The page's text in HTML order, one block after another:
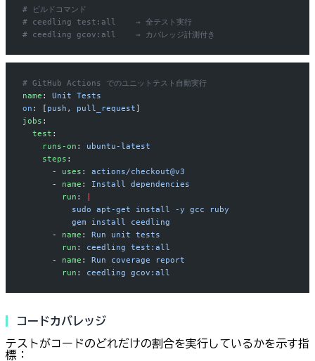
# ビルドコマンド
# ceedling test:all    → 全テスト実行
# ceedling gcov:all    → カバレッジ計測付き
# GitHub Actions でのユニットテスト自動実行
name : Unit Tests
on : [ push , pull_request]
jobs :
  test
:
    runs-on
: ubuntu-latest
    steps
:
      -
uses : actions/checkout@v3
      -
name : Install dependencies
        run
:
          sudo apt-get install -y gcc ruby
          gem install ceedling
      -
name : Run unit tests
        run
: ceedling test:all
      -
name : Run coverage report
        run
: ceedling gcov:all
コードカバレッジ
テストがコードのどれだけの割合を実行しているかを示す指
標：